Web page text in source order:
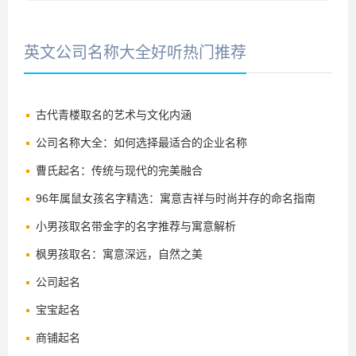
英文公司名称大全好听热门推荐
古代青楼取名的艺术与文化内涵
公司名称大全：如何选择最适合的企业名称
曹氏起名：传统与现代的完美融合
96年属鼠女孩名字精选：寓意吉祥与时尚并存的命名指南
小男孩取名带金字的名字推荐与寓意解析
枫男孩取名：寓意深远，自然之美
公司起名
宝宝起名
商铺起名